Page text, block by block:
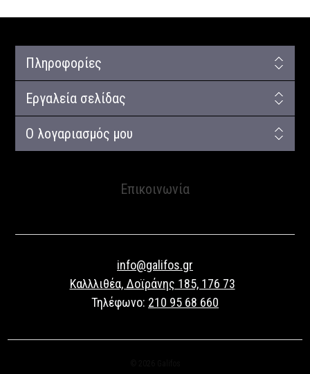
Πληροφορίες
Εργαλεία σελίδας
Ο λογαριασμός μου
Επικοινωνία
info@galifos.gr
Καλλλιθέα, Δοϊράνης 185, 176 73
Τηλέφωνο: 210 95 68 660